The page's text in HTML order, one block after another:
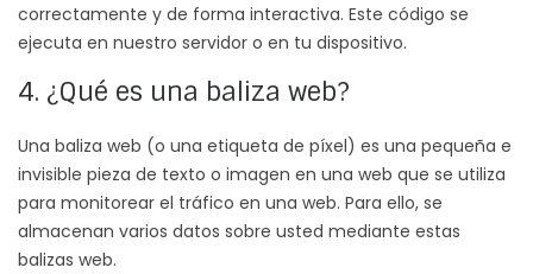
correctamente y de forma interactiva. Este código se
ejecuta en nuestro servidor o en tu dispositivo.
4. ¿Qué es una baliza web?
Una baliza web (o una etiqueta de píxel) es una pequeña e
invisible pieza de texto o imagen en una web que se utiliza
para monitorear el tráfico en una web. Para ello, se
almacenan varios datos sobre usted mediante estas
balizas web.